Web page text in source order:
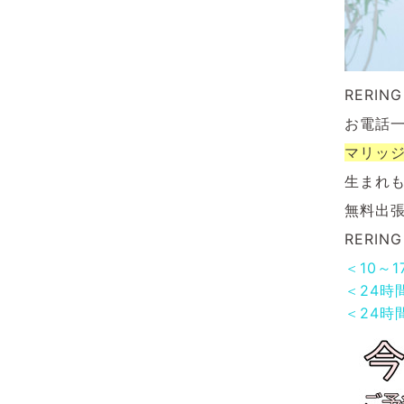
お電話
マリッ
生まれ
無料出
＜10～
＜24時
＜24時